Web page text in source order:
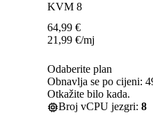
KVM 8
64,99 €
21,99 €/mj
Odaberite plan
Obnavlja se po cijeni:
Otkažite bilo kada.
Broj vCPU jezgri: 8